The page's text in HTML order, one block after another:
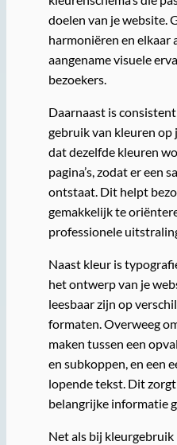
doelen van je website.
harmoniëren en elkaar
aangename visuele
bezoekers.
Daarnaast is
gebruik van kleuren
dat dezelfde kleuren
pagina’s, zodat er een
ontstaat. Dit helpt
gemakkelijk te
professionele
Naast kleur is
het ontwerp van je
leesbaar zijn op
formaten. Overweeg
maken tussen een
en subkoppen, en een
lopende tekst. Dit
belangrijke informatie
Net als bij